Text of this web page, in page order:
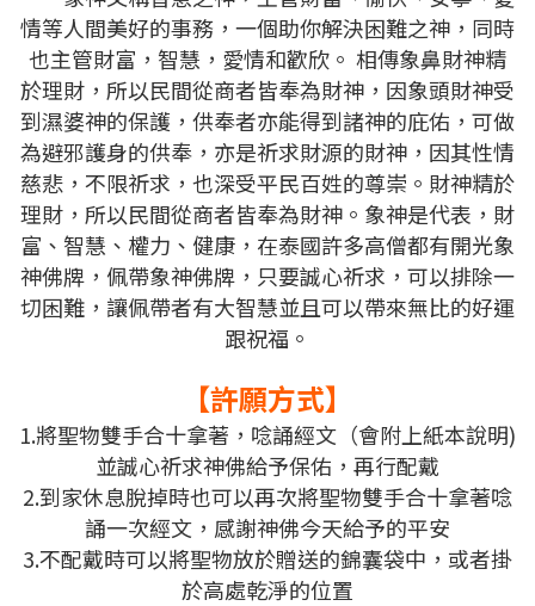
情等人間美好的事務，一個助你解決困難之神，同時
也主管財富，智慧，愛情和歡欣。 相傳象鼻財神精
於理財，所以民間從商者皆奉為財神，因象頭財神受
到濕婆神的保護，供奉者亦能得到諸神的庇佑，可做
為避邪護身的供奉，亦是祈求財源的財神，因其性情
慈悲，不限祈求，也深受平民百姓的尊崇。財神精於
理財，所以民間從商者皆奉為財神。 象神是代表，財
富、智慧、權力、健康，在泰國許多高僧都有開光象
神佛牌，佩帶象神佛牌，只要誠心祈求，可以排除一
切困難，讓佩帶者有大智慧並且可以帶來無比的好運
跟祝福。
【許願方式】
1.將聖物雙手合十拿著，唸誦經文（會附上紙本說明)
並誠心祈求神佛給予保佑，再行配戴
2.到家休息脫掉時也可以再次將聖物雙手合十拿著唸
誦一次經文，感謝神佛今天給予的平安
3.不配戴時可以將聖物放於贈送的錦囊袋中，或者掛
於高處乾淨的位置